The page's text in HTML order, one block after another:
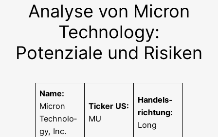
Analyse von Micron
Technology:
Potenziale und Risiken
Name:
Micron
Tech­no­lo­
gy, Inc.
Ticker US:
MU
Han­dels­
rich­tung:
Long